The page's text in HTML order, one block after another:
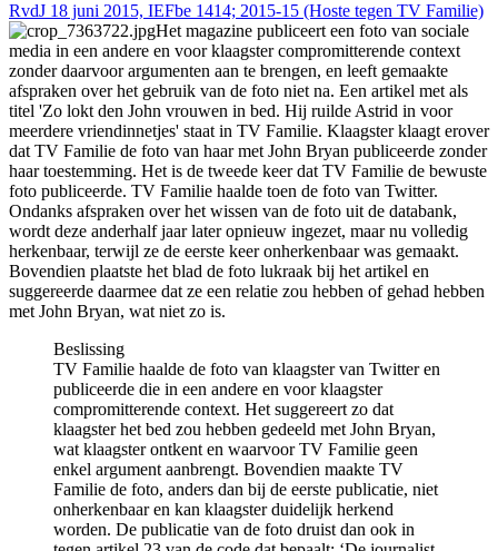
RvdJ 18 juni 2015, IEFbe 1414; 2015-15 (Hoste tegen TV Familie)
Het magazine publiceert een foto van sociale
media in een andere en voor klaagster compromitterende context
zonder daarvoor argumenten aan te brengen, en leeft gemaakte
afspraken over het gebruik van de foto niet na. Een artikel met als
titel 'Zo lokt den John vrouwen in bed. Hij ruilde Astrid in voor
meerdere vriendinnetjes' staat in TV Familie. Klaagster klaagt erover
dat TV Familie de foto van haar met John Bryan publiceerde zonder
haar toestemming. Het is de tweede keer dat TV Familie de bewuste
foto publiceerde. TV Familie haalde toen de foto van Twitter.
Ondanks afspraken over het wissen van de foto uit de databank,
wordt deze anderhalf jaar later opnieuw ingezet, maar nu volledig
herkenbaar, terwijl ze de eerste keer onherkenbaar was gemaakt.
Bovendien plaatste het blad de foto lukraak bij het artikel en
suggereerde daarmee dat ze een relatie zou hebben of gehad hebben
met John Bryan, wat niet zo is.
Beslissing
TV Familie haalde de foto van klaagster van Twitter en
publiceerde die in een andere en voor klaagster
compromitterende context. Het suggereert zo dat
klaagster het bed zou hebben gedeeld met John Bryan,
wat klaagster ontkent en waarvoor TV Familie geen
enkel argument aanbrengt. Bovendien maakte TV
Familie de foto, anders dan bij de eerste publicatie, niet
onherkenbaar en kan klaagster duidelijk herkend
worden. De publicatie van de foto druist dan ook in